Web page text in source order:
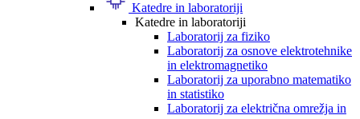
Katedre in laboratoriji
Katedre in laboratoriji
Laboratorij za fiziko
Laboratorij za osnove elektrotehnike
in elektromagnetiko
Laboratorij za uporabno matematiko
in statistiko
Laboratorij za električna omrežja in